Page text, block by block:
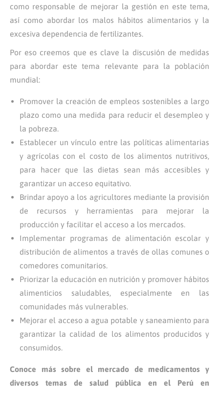
como responsable de mejorar la gestión en este tema,
así como abordar los malos hábitos alimentarios y la
excesiva dependencia de fertilizantes.
Por eso creemos que es clave la discusión de medidas
para abordar este tema relevante para la población
mundial:
Promover la creación de empleos sostenibles a largo
plazo como una medida para reducir el desempleo y
la pobreza.
Establecer un vínculo entre las políticas alimentarias
y agrícolas con el costo de los alimentos nutritivos,
para hacer que las dietas sean más accesibles y
garantizar un acceso equitativo.
Brindar apoyo a los agricultores mediante la provisión
de recursos y herramientas para mejorar la
producción y facilitar el acceso a los mercados.
Implementar programas de alimentación escolar y
distribución de alimentos a través de ollas comunes o
comedores comunitarios.
Priorizar la educación en nutrición y promover hábitos
alimenticios saludables, especialmente en las
comunidades más vulnerables.
Mejorar el acceso a agua potable y saneamiento para
garantizar la calidad de los alimentos producidos y
consumidos.
Conoce más sobre el mercado de medicamentos y
diversos temas de salud pública en el Perú en